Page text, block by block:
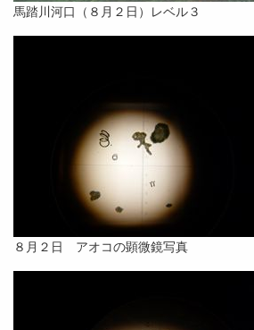
馬踏川河口（８月２日）レベル３
８月２日 アオコの顕微鏡写真